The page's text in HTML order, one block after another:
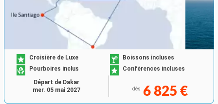
Croisière de Luxe
Boissons incluses
Pourboires inclus
Conférences incluses
dès 6 825 €
Départ de Dakar
mer. 05 mai 2027